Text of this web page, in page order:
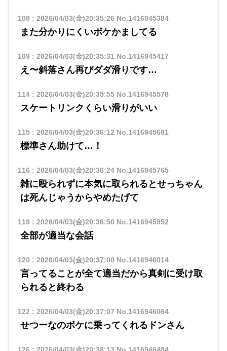
108: 2026/04/03(金)20:35:26 No.1416945384
また分かりにくいボケかましてる
109: 2026/04/03(金)20:35:31No.1416945417
え〜斜落さん再びダダ滑りです…
114: 2026/04/03(金)20:35:55No.1416945578
スケートリンクくらい滑りがいい
115: 2026/04/03(金)20:36:12 No.1416945681
標準さん助けて…！
116 : 2026/04/03(金)20:36:24No.1416945765
雑に殴られずに本気に取られるとせっちゃん
は死んじゃうからやめたげて
119: 2026/04/03(金)20:36:50 No.1416945952
全部が適当な会話
120 : 2026/04/03(金)20:37:00 No.1416946014
言ってることが全て適当だから真剣に受け取
られると終わる
122 : 2026/04/03(金)20:37:07 No.1416946064
せつーなのボケに乗ってくれるドンさん